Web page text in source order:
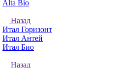
Alta Bio
Назад
Итал Горизонт
Итал Антей
Итал Био
Назад